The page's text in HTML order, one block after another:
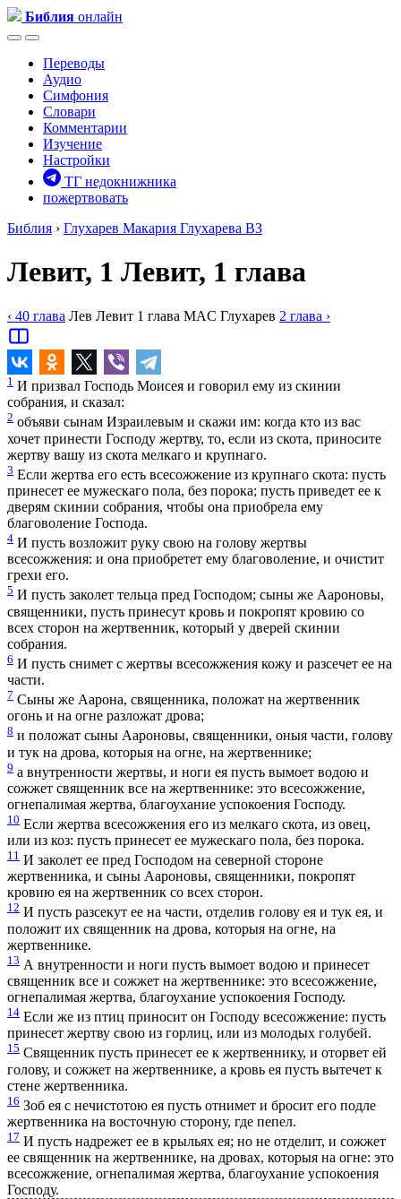
Библия онлайн
Переводы
Аудио
Симфония
Словари
Комментарии
Изучение
Настройки
ТГ недокнижника
пожертвовать
Библия › Глухарев Макария Глухарева ВЗ
Левит, 1 Левит, 1 глава
‹ 40 глава Лев Левит 1 глава MAC Глухарев 2 глава ›
1 И призвал Господь Моисея и говорил ему из скинии
собрания, и сказал:
2 объяви сынам Израилевым и скажи им: когда кто из вас
хочет принести Господу жертву, то, если из скота, приносите
жертву вашу из скота мелкаго и крупнаго.
3 Если жертва его есть всесожжение из крупнаго скота: пусть
принесет ее мужескаго пола, без порока; пусть приведет ее к
дверям скинии собрания, чтобы она приобрела ему
благоволение Господа.
4 И пусть возложит руку свою на голову жертвы
всесожжения: и она приобретет ему благоволение, и очистит
грехи его.
5 И пусть заколет тельца пред Господом; сыны же Аароновы,
священники, пусть принесут кровь и покропят кровию со
всех сторон на жертвенник, который у дверей скинии
собрания.
6 И пусть снимет с жертвы всесожжения кожу и разсечет ее на
части.
7 Сыны же Аарона, священника, положат на жертвенник
огонь и на огне разложат дрова;
8 и положат сыны Аароновы, священники, оныя части, голову
и тук на дрова, которыя на огне, на жертвеннике;
9 а внутренности жертвы, и ноги ея пусть вымоет водою и
сожжет священник все на жертвеннике: это всесожжение,
огнепалимая жертва, благоухание успокоения Господу.
10 Если жертва всесожжения его из мелкаго скота, из овец,
или из коз: пусть принесет ее мужескаго пола, без порока.
11 И заколет ее пред Господом на северной стороне
жертвенника, и сыны Аароновы, священники, покропят
кровию ея на жертвенник со всех сторон.
12 И пусть разсекут ее на части, отделив голову ея и тук ея, и
положит их священник на дрова, которыя на огне, на
жертвеннике.
13 А внутренности и ноги пусть вымоет водою и принесет
священник все и сожжет на жертвеннике: это всесожжение,
огнепалимая жертва, благоухание успокоения Господу.
14 Если же из птиц приносит он Господу всесожжение: пусть
принесет жертву свою из горлиц, или из молодых голубей.
15 Священник пусть принесет ее к жертвеннику, и оторвет ей
голову, и сожжет на жертвеннике, а кровь ея пусть вытечет к
стене жертвенника.
16 Зоб ея с нечистотою ея пусть отнимет и бросит его подле
жертвенника на восточную сторону, где пепел.
17 И пусть надрежет ее в крыльях ея; но не отделит, и сожжет
ее священник на жертвеннике, на дровах, которыя на огне: это
всесожжение, огнепалимая жертва, благоухание успокоения
Господу.